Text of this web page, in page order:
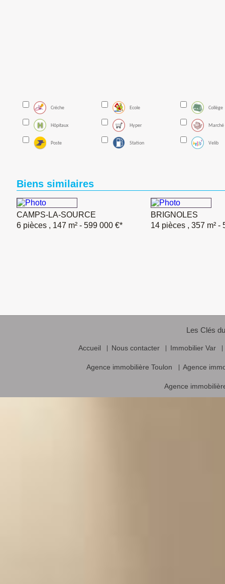
Créche Ecole Collège
Hôpitaux Hyper Marché
Poste Station Velib
Biens similaires
CAMPS-LA-SOURCE
6 pièces , 147 m² - 599 000 €*
BRIGNOLES
14 pièces , 357 m² -
Les Clés
Accueil Nous contacter Immobilier Var
Agence immobilière Toulon Agence
Agence